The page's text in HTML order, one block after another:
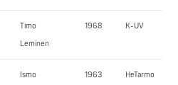
Timo
Leminen
1968 K-UV
Ismo
1963 HeTarmo